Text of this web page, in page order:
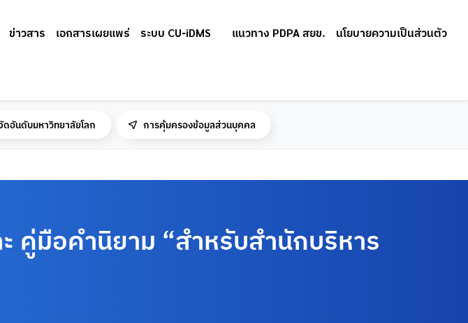
ข่าวสาร เอกสารเผยแพร่ ระบบ CU-iDMS แนวทาง PDPA สยข. นโยบายความเป็นส่วนตัว
ดอันดับมหาวิทยาลัยโลก การคุ้มครองข้อมูลส่วนบุคคล
คู่มือคำนิยาม “สำหรับสำนักบริหาร